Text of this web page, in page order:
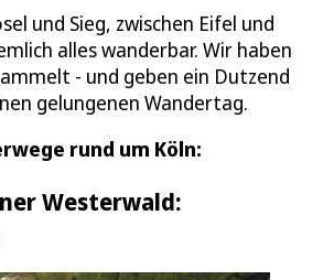
und Sieg, zwischen Eifel und
alles wanderbar. Wir haben
- und geben ein Dutzend
gelungenen Wandertag.
rund um Köln:
Westerwald: